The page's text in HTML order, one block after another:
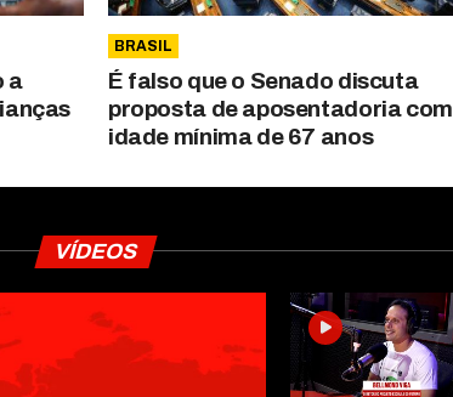
a
BRASIL
É falso que o Senado discuta
proposta de aposentadoria com
idade mínima de 67 anos
VÍDEOS